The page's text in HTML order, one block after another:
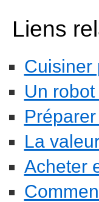
Liens
Cuisiner
Un
La
Acheter